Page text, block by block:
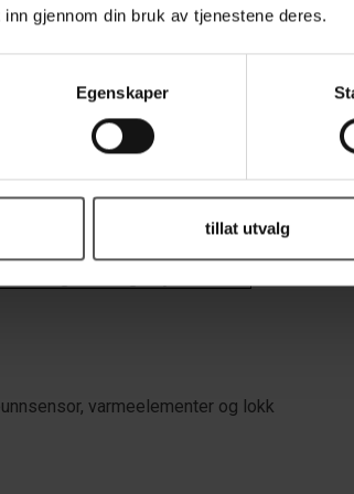
gjennom din bruk av tjenestene deres.
Egenskaper
tillat utvalg
maks kokevolum – 40 liter)
cm
(SS304)
rustfritt hode, trinnløs styring
7" Touch-skjerm
Bluetooth 4.2, MicroSD
varmeelementer og lokk